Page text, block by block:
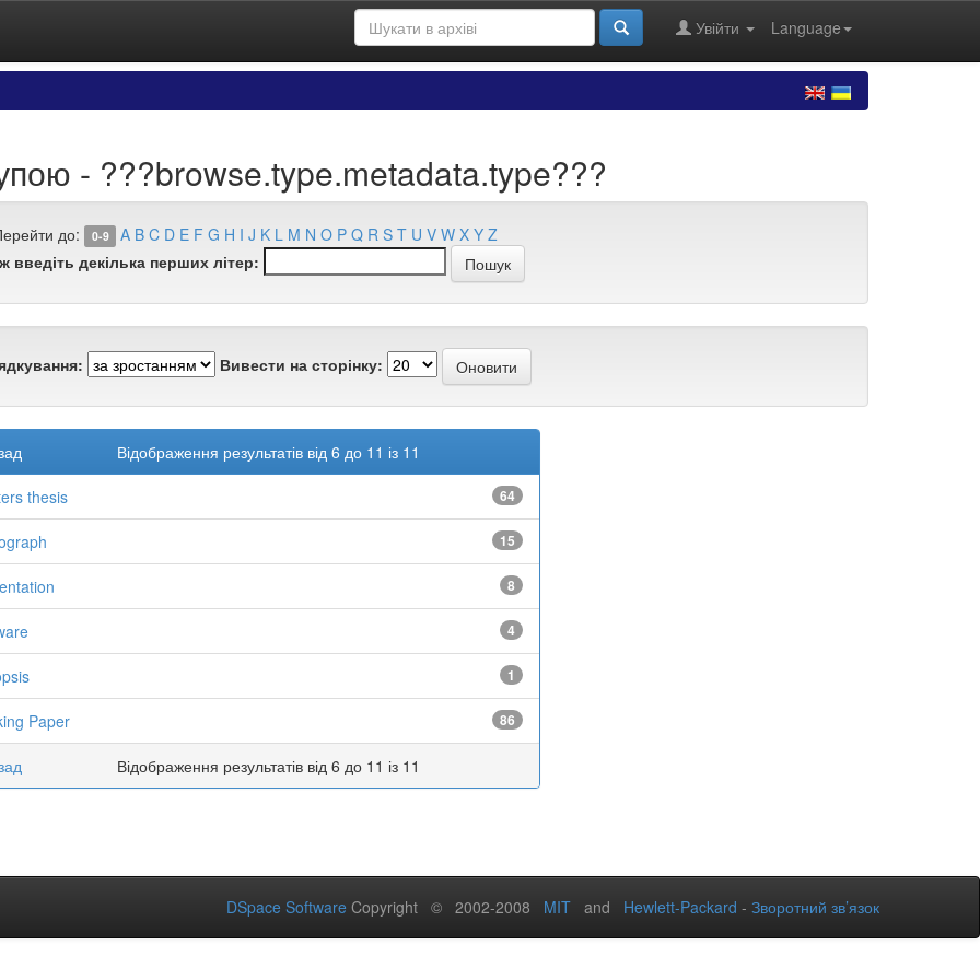
Language
Увійти
- ???browse.type.metadata.type???
до: 0-9 A B C D E F G H I J K L M N O P Q R S T U V W X Y Z
введіть декілька перших літер:
Вивести на сторінку:
Відображення результатів від 6 до 11 із 11
thesis 64
15
8
4
1
Paper 86
Відображення результатів від 6 до 11 із 11
DSpace Software Copyright © 2002-2008 MIT and Hewlett-Packard - Зворотний зв’язок